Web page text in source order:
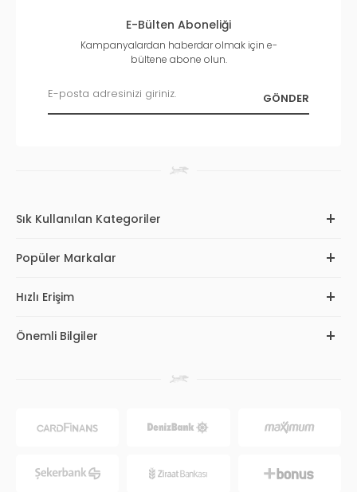
E-Bülten Aboneliği
Kampanyalardan haberdar olmak için e-
bültene abone olun.
Sık Kullanılan Kategoriler
Popüler Markalar
Hızlı Erişim
Önemli Bilgiler